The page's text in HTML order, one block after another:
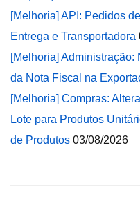
[Melhoria] API: Pedidos
Entrega e Transportadora
[Melhoria]
da Nota Fiscal na
[Melhoria] Compras:
Lote para Produtos
de Produtos 03/08/2026